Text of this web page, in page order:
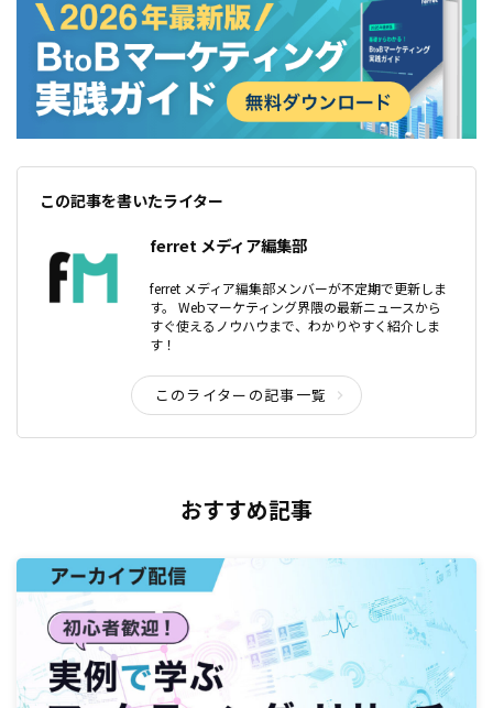
この記事を書いたライター
ferret メディア編集部
ferret メディア編集部メンバーが不定期で更新しま
す。 Webマーケティング界隈の最新ニュースから
すぐ使えるノウハウまで、わかりやすく紹介しま
す！
このライターの記事一覧
おすすめ記事